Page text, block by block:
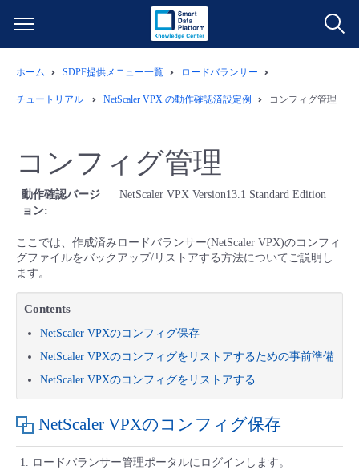
サービス一覧
クラウド/サーバー
IoT
モニタリング/監査
サポート
管理機能
すべてのメニューを見る
データ利活用
ネットワーク
IoT
モニタリング/監査
サポート
管理機能
料金情報
データ利活用
クラウド/サーバー
ネットワーク
IoT
モニタリング/監査
■ 管理機能
- 管理機能
- 初期設定・確認
ユースケース
- バックアップ
- セキュリティ・監査
- データと分析
- IoT
故障/メンテナンス情報
サービス稼働状況
故障/メンテナンス履歴
メンテナンス予定
販売パートナー向けプログラム
ホーム SDPF提供メニュー一覧 ロードバランサー
チュートリアル NetScaler VPX の動作確認済設定例 コンフィグ管理
コンフィグ管理
動作確認バージ
ョン
NetScaler VPX Version13.1 Standard Edition
ここでは、作成済みロードバランサー(NetScaler VPX)のコンフィ
グファイルをバックアップ/リストアする方法についてご説明し
ます。
Contents
NetScaler VPXのコンフィグ保存
NetScaler VPXのコンフィグをリストアするための事前準備
NetScaler VPXのコンフィグをリストアする
NetScaler VPXのコンフィグ保存
ロードバランサー管理ポータルにログインします。